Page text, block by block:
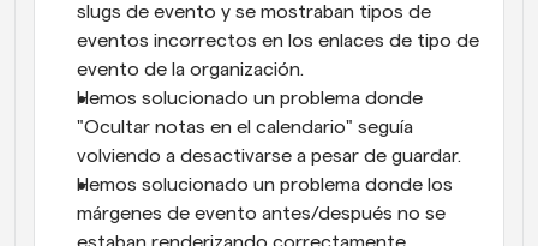
slugs de evento y se mostraban tipos de
eventos incorrectos en los enlaces de tipo de
evento de la organización.
Hemos solucionado un problema donde
"Ocultar notas en el calendario" seguía
volviendo a desactivarse a pesar de guardar.
Hemos solucionado un problema donde los
márgenes de evento antes/después no se
estaban renderizando correctamente.